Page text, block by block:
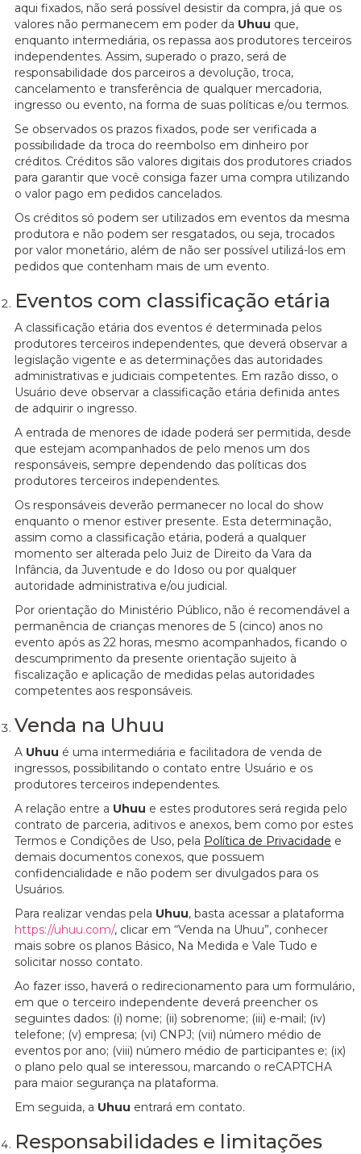
aqui fixados, não será possível desistir da compra, já que os
valores não permanecem em poder da Uhuu que,
enquanto intermediária, os repassa aos produtores terceiros
independentes. Assim, superado o prazo, será de
responsabilidade dos parceiros a devolução, troca,
cancelamento e transferência de qualquer mercadoria,
ingresso ou evento, na forma de suas políticas e/ou termos.
Se observados os prazos fixados, pode ser verificada a
possibilidade da troca do reembolso em dinheiro por
créditos. Créditos são valores digitais dos produtores criados
para garantir que você consiga fazer uma compra utilizando
o valor pago em pedidos cancelados.
Os créditos só podem ser utilizados em eventos da mesma
produtora e não podem ser resgatados, ou seja, trocados
por valor monetário, além de não ser possível utilizá-los em
pedidos que contenham mais de um evento.
Eventos com classificação etária
A classificação etária dos eventos é determinada pelos
produtores terceiros independentes, que deverá observar a
legislação vigente e as determinações das autoridades
administrativas e judiciais competentes. Em razão disso, o
Usuário deve observar a classificação etária definida antes
de adquirir o ingresso.
A entrada de menores de idade poderá ser permitida, desde
que estejam acompanhados de pelo menos um dos
responsáveis, sempre dependendo das políticas dos
produtores terceiros independentes.
Os responsáveis deverão permanecer no local do show
enquanto o menor estiver presente. Esta determinação,
assim como a classificação etária, poderá a qualquer
momento ser alterada pelo Juiz de Direito da Vara da
Infância, da Juventude e do Idoso ou por qualquer
autoridade administrativa e/ou judicial.
Por orientação do Ministério Público, não é recomendável a
permanência de crianças menores de 5 (cinco) anos no
evento após as 22 horas, mesmo acompanhados, ficando o
descumprimento da presente orientação sujeito à
fiscalização e aplicação de medidas pelas autoridades
competentes aos responsáveis.
Venda na Uhuu
A Uhuu é uma intermediária e facilitadora de venda de
ingressos, possibilitando o contato entre Usuário e os
produtores terceiros independentes.
A relação entre a Uhuu e estes produtores será regida pelo
contrato de parceria, aditivos e anexos, bem como por estes
Termos e Condições de Uso, pela Política de Privacidade e
demais documentos conexos, que possuem
confidencialidade e não podem ser divulgados para os
Usuários.
Para realizar vendas pela Uhuu, basta acessar a plataforma
https://uhuu.com/, clicar em “Venda na Uhuu”, conhecer
mais sobre os planos Básico, Na Medida e Vale Tudo e
solicitar nosso contato.
Ao fazer isso, haverá o redirecionamento para um formulário,
em que o terceiro independente deverá preencher os
seguintes dados: (i) nome; (ii) sobrenome; (iii) e-mail; (iv)
telefone; (v) empresa; (vi) CNPJ; (vii) número médio de
eventos por ano; (viii) número médio de participantes e; (ix)
o plano pelo qual se interessou, marcando o reCAPTCHA
para maior segurança na plataforma.
Em seguida, a Uhuu entrará em contato.
Responsabilidades e limitações